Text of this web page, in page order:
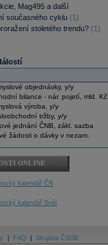
Mag495 a další
současného cyklu (1)
stoletého trendu? (1)
objednávky, y/y
bilance - nár. pojetí, mld. Kč
výroba, y/y
tržby, y/y
jednání ČNB, zákl. sazba
žádosti o dávky v nezam.
ONLINE
kalendář ČR
kalendář Svět
FAQ Skupina ČSOB